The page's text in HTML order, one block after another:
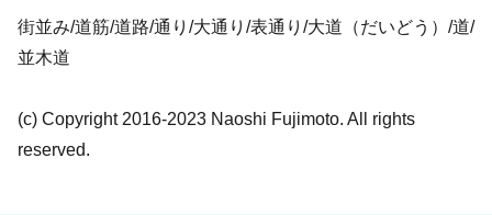
街並み/道筋/道路/通り/大通り/表通り/大道（だいどう）/道/
並木道
(c) Copyright 2016-2023 Naoshi Fujimoto. All rights
reserved.